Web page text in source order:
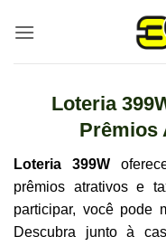
Loteria
Prêmios
Loteria 399W
prêmios atrativos e
participar, você pode
Descubra junto à